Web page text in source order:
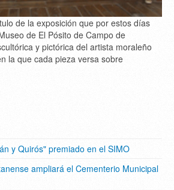
de la exposición que por estos días
de El Pósito de Campo de
y pictórica del artista moraleño
la que cada pieza versa sobre
y Quirós" premiado en el SIMO
ampliará el Cementerio Municipal